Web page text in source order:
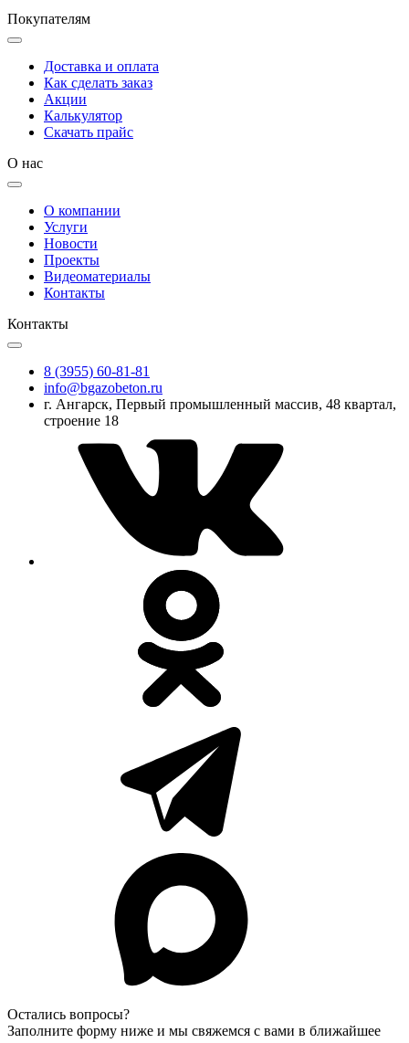
Покупателям
Доставка и оплата
Как сделать заказ
Акции
Калькулятор
Скачать прайс
О нас
О компании
Услуги
Новости
Проекты
Видеоматериалы
Контакты
Контакты
8 (3955) 60-81-81
info@bgazobeton.ru
г. Ангарск, Первый промышленный массив, 48 квартал,
строение 18
Остались вопросы?
Заполните форму ниже и мы свяжемся с вами в ближайшее